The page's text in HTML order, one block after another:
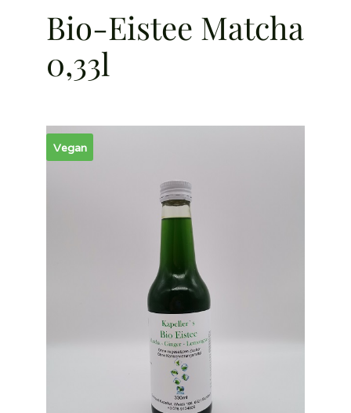
Bio-Eistee Matcha
0,33l
Vegan